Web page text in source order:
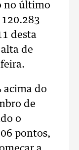
no último
desta
de
acima do
de
o
pontos,